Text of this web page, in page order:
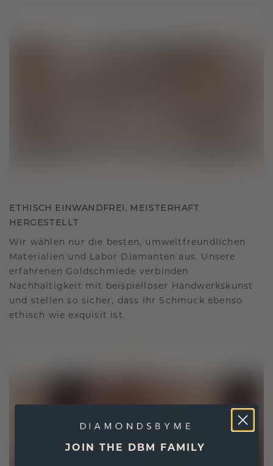
ETHISCH EINWANDFREI, MEISTERHAFT
HERGESTELLT
Wir wählen nur die besten, umweltfreundlichen
Materialien und Labor Diamanten aus. Unsere
erfahrenen Goldschmiede verbinden
Nachhaltigkeit mit beispielloser Handwerkskunst
und stellen so sicher, dass Ihr Schmuck ebenso
ethisch wie exquisit ist.
JOIN THE DBM FAMILY